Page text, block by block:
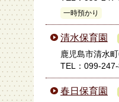
一時預かり
清水保育園
鹿児島市清水
TEL：099-
春日保育園